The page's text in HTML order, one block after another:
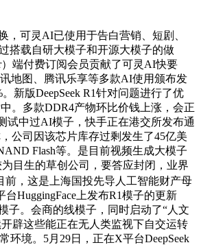
可灵AI已使用于告白营销、短剧、
搭载自研大模子和开源大模子的做
端付费订阅会员贡献了可灵AI快要
地图、腾讯乐享等多款AI使用颁布发
新版DeepSeek R1针对问题进行了优
。多款DDR4产物环比价钱上涨，会正
试中过AI模子，快手正在港交所发布通
公司因该芯片库存过剩发生了45亿美
Flash等。是目前视频生成大模子
目生的草创公司，要答应封闭，业界
，这是上海国投先导人工智能财产母
HuggingFace上发布R1模子的更新
子。会商的线模子，同时启动了“人文
辟这些能正在无人类监视下自交运转
境。5月29日，正在X平台DeepSeek